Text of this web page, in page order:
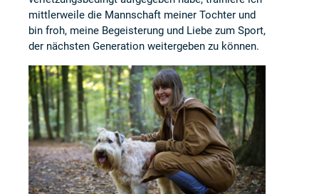
mittlerweile die Mannschaft meiner Tochter und
bin froh, meine Begeisterung und Liebe zum Sport,
der nächsten Generation weitergeben zu können.